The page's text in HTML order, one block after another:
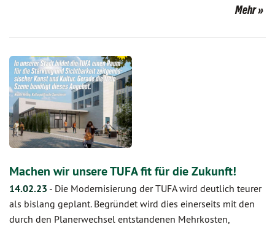
Mehr
Machen wir unsere TUFA fit für die Zukunft!
14.02.23 - Die Modernisierung der TUFA wird deutlich teurer
als bislang geplant. Begründet wird dies einerseits mit den
durch den Planerwechsel entstandenen Mehrkosten,